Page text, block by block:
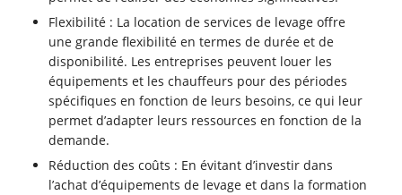
Flexibilité : La location de services de levage offre
une grande flexibilité en termes de durée et de
disponibilité. Les entreprises peuvent louer les
équipements et les chauffeurs pour des périodes
spécifiques en fonction de leurs besoins, ce qui leur
permet d’adapter leurs ressources en fonction de la
demande.
Réduction des coûts : En évitant d’investir dans
l’achat d’équipements de levage et dans la formation